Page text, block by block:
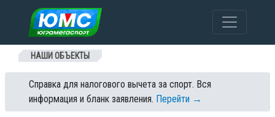
Перейти к содержанию
НАШИ ОБЪЕКТЫ
Справка для налогового вычета за спорт. Вся
информация и бланк заявления. Перейти →